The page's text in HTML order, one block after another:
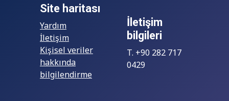
İletişim
hakkında
bilgilendirme
T. +90 282 717
0429
Tüm yazıların hakkları saklıdır. İzinsiz